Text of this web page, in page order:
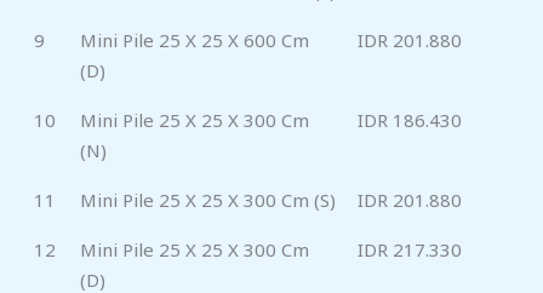
9
Mini Pile 25 X 25 X 600 Cm
(D)
IDR 201.880
10
Mini Pile 25 X 25 X 300 Cm
(N)
IDR 186.430
11 Mini Pile 25 X 25 X 300 Cm (S) IDR 201.880
12
Mini Pile 25 X 25 X 300 Cm
(D)
IDR 217.330